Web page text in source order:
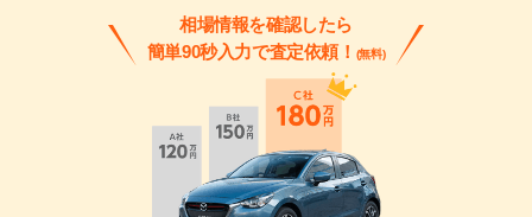
相場情報を確認したら
簡単90秒入力で査定依頼！ (無料)